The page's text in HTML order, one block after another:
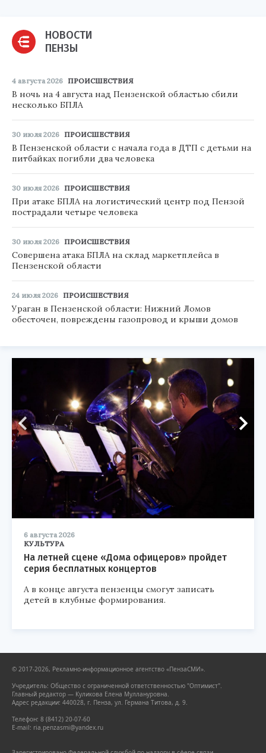
НОВОСТИ
ПЕНЗЫ
4 августа 2026 ПРОИСШЕСТВИЯ
В ночь на 4 августа над Пензенской областью сбили
несколько БПЛА
30 июля 2026 ПРОИСШЕСТВИЯ
В Пензенской области с начала года в ДТП с детьми на
питбайках погибли два человека
30 июля 2026 ПРОИСШЕСТВИЯ
При атаке БПЛА на логистический центр под Пензой
пострадали четыре человека
30 июля 2026 ПРОИСШЕСТВИЯ
Совершена атака БПЛА на склад маркетплейса в
Пензенской области
24 июля 2026 ПРОИСШЕСТВИЯ
Ураган в Пензенской области: Нижний Ломов
обесточен, повреждены газопровод и крыши домов
6 августа 2026
КУЛЬТУРА
На летней сцене «Дома офицеров» пройдет
серия бесплатных концертов
А в конце августа пензенцы смогут записать
детей в клубные формирования.
© 2017-2026, Рекламно-информационное агентство «ПензаСМИ».
Учредитель: Общество с ограниченной ответственностью "Оптимист".
Главный редактор — Куликова Елена Муллануровна.
Адрес редакции: 440028, г. Пенза, ул. Германа Титова, д. 9.
Телефон: 8 (8412) 20-07-60
E-mail: ria.penzasmi@yandex.ru